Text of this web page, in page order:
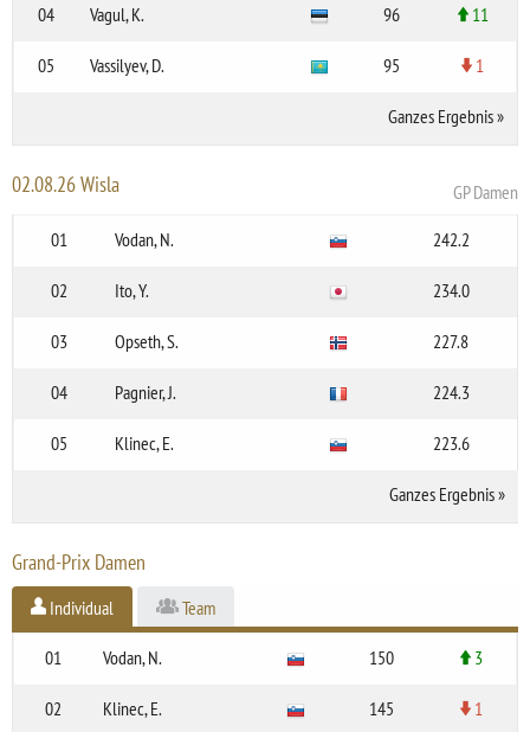
04 Vagul, K. 96 11
05 Vassilyev, D. 95 1
Ganzes Ergebnis»
02.08.26 Wisla
GP Damen
01
Vodan, N. 242.2
02 Ito, Y. 234.0
03 Opseth, S. 227.8
04 Pagnier, J. 224.3
05 Klinec, E. 223.6
Ganzes Ergebnis»
Grand-Prix Damen
Individual Team
01 Vodan, N. 150 3
02 Klinec, E. 145 1